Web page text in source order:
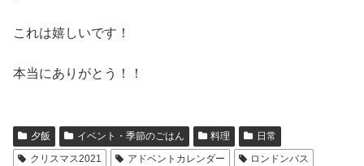
これは嬉しいです！
本当にありがとう！！
夕飯 イベント・季節のごはん 料理
日常
クリスマス2021
アドベントカレンダー
ロンドンバス